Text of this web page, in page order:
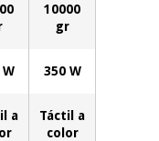
10000
gr
W 350 W
a
Táctil a
color